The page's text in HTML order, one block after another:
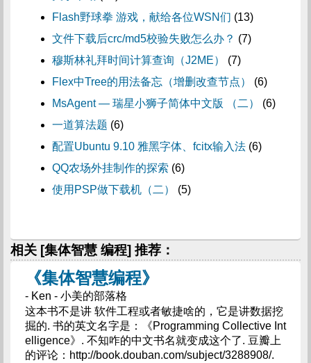
Flash野球拳 游戏，献给各位WSN们 (13)
文件下载后crc/md5校验失败怎么办？ (7)
穆斯林礼拜时间计算查询（J2ME）
(7)
Flex中Tree的用法备忘（增删改查节点）
(6)
MsAgent — 瑞星小狮子简体中文版 （二）
(6)
一道算法题 (6)
配置Ubuntu 9.10 雅黑字体、fcitx输入法(6)
QQ农场外挂制作的探索 (6)
使用PSP做下载机（二）
(5)
相关 [集体智慧 编程] 推荐：
《集体智慧编程》
- Ken - 小美的部落格
这本书不是讲 软件工程或者敏捷啥的，它是讲数据挖
掘的. 书的英文名字是：《Programming Collective Int
elligence》. 不知咋的中文书名就变成这个了. 豆瓣上
的评论：http://book.douban.com/subject/3288908/.